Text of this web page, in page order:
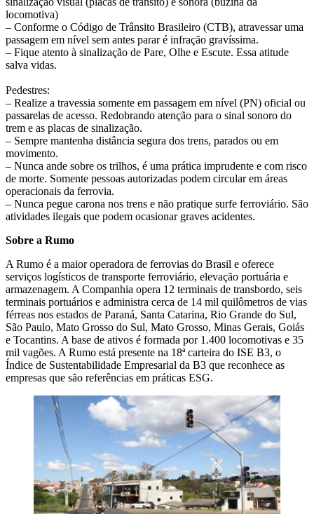
locomotiva)
– Conforme o Código de Trânsito Brasileiro (CTB), atravessar uma
passagem em nível sem antes parar é infração gravíssima.
– Fique atento à sinalização de Pare, Olhe e Escute. Essa atitude
salva vidas.
Pedestres:
– Realize a travessia somente em passagem em nível (PN) oficial ou
passarelas de acesso. Redobrando atenção para o sinal sonoro do
trem e as placas de sinalização.
– Sempre mantenha distância segura dos trens, parados ou em
movimento.
– Nunca ande sobre os trilhos, é uma prática imprudente e com risco
de morte. Somente pessoas autorizadas podem circular em áreas
operacionais da ferrovia.
– Nunca pegue carona nos trens e não pratique surfe ferroviário. São
atividades ilegais que podem ocasionar graves acidentes.
Sobre a Rumo
A Rumo é a maior operadora de ferrovias do Brasil e oferece
serviços logísticos de transporte ferroviário, elevação portuária e
armazenagem. A Companhia opera 12 terminais de transbordo, seis
terminais portuários e administra cerca de 14 mil quilômetros de vias
férreas nos estados de Paraná, Santa Catarina, Rio Grande do Sul,
São Paulo, Mato Grosso do Sul, Mato Grosso, Minas Gerais, Goiás
e Tocantins. A base de ativos é formada por 1.400 locomotivas e 35
mil vagões. A Rumo está presente na 18ª carteira do ISE B3, o
Índice de Sustentabilidade Empresarial da B3 que reconhece as
empresas que são referências em práticas ESG.